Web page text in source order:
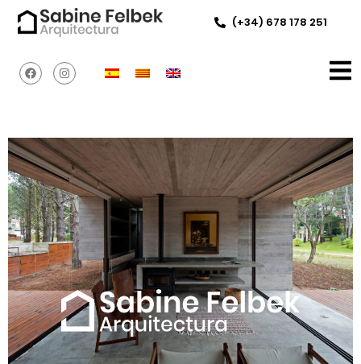
(+34) 678 178 251